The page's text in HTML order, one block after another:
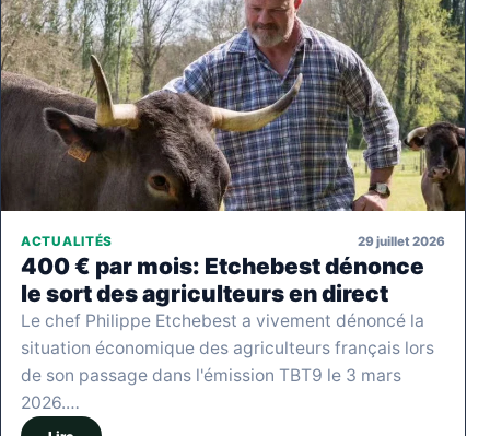
ACTUALITÉS 29 juillet 2026
400 € par mois: Etchebest dénonce
le sort des agriculteurs en direct
Le chef Philippe Etchebest a vivement dénoncé la
situation économique des agriculteurs français lors
de son passage dans l'émission TBT9 le 3 mars
2026.…